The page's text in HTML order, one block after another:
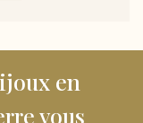
en
vous